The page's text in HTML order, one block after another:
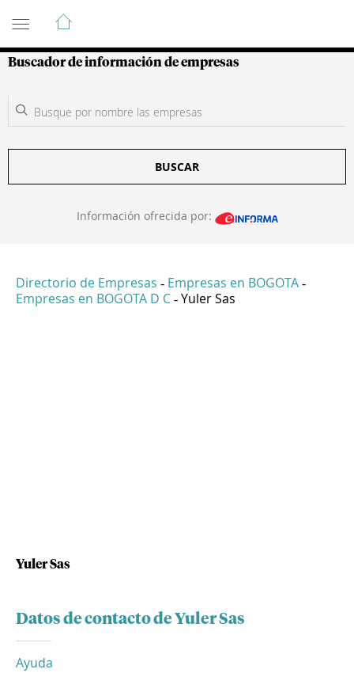
Guía de Empresas Colombianas
Buscador de información de empresas
BUSCAR
Información ofrecida por:
Directorio de Empresas - Empresas en BOGOTA -
Empresas en BOGOTA D C - Yuler Sas
Yuler Sas
Datos de contacto de Yuler Sas
Ayuda